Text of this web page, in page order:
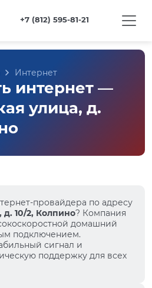
+7 (812) 595-81-21
Интернет
интернет —
улица, д.
провайдера по адресу
д. 10/2, Колпино? Компания
домашний
подключением.
сигнал и
поддержку для всех